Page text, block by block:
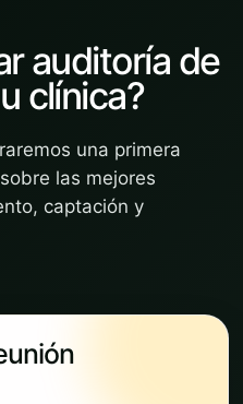
auditoría de
clínica?
una primera
las mejores
captación y